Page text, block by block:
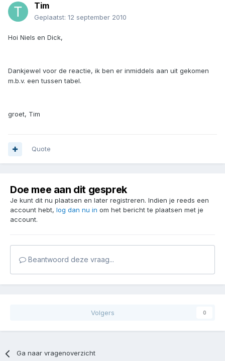
Tim
Geplaatst: 12 september 2010
Hoi Niels en Dick,
Dankjewel voor de reactie, ik ben er inmiddels aan uit gekomen
m.b.v. een tussen tabel.
groet, Tim
Quote
Doe mee aan dit gesprek
Je kunt dit nu plaatsen en later registreren. Indien je reeds een
account hebt, log dan nu in om het bericht te plaatsen met je
account.
Beantwoord deze vraag...
Volgers 0
Ga naar vragenoverzicht